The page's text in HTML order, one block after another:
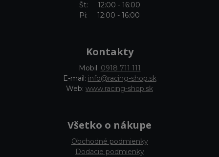
Št: 12:00 - 16:00
Pi: 12:00 - 16:00
Kontakty
Mobil: 0918 711 111
E-mail: info@racing-shop.sk
Web: www.racing-shop.sk
Všetko o nákupe
Obchodné podmienky
Dodacie podmienky